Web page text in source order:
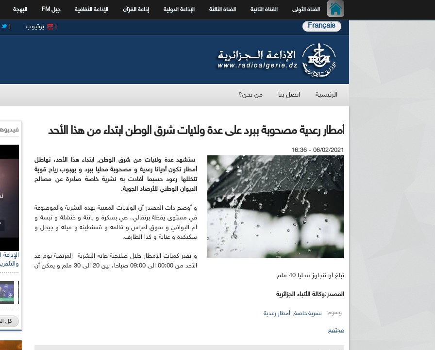
القناة الأولى القناة الثانية القناة الثالثة الإذاعة الدولية إذاعة القرآن الإذاعة الثقافية جيل FM البهجة
Français يوتيوب
الرئيسية اتصل بنا من نحن؟
أمطار رعدية مصحوبة ببرد على عدة ولايات شرق الوطن ابتداء من هذا الأحد
06/02/2021 - 16:36
ستشهد عدة ولايات من شرق الوطن, ابتداء هذا الأحد، تهاطل
أمطار تكون أحيانا رعدية و مصحوبة محليا ببرد و بهبوب رياح قوية
تتخللها رعود حسبما أفادت به نشرية خاصة صادرة عن مصالح
الديوان الوطني للأرصاد الجوية.
و أوضح ذات المصدر أن الولايات المعنية بهذه النشرية والموضوعة
في مستوى يقظة برتقالي، هي بسكرة و باتنة و خنشلة و تبسة و
أم البواقي و سوق أهراس و قالمة و قسنطينة و ميلة و جيجل و
سكيكدة و عنابة و كذا الطارف.
و تقدر كميات الأمطار خلال صلاحية هاته النشرية المرتقبة يوم غد
الأحد من 00:00 الى 09:00 صباحا، بين 20 الى 30 ملم و يمكن أن
تبلغ أو تتجاوز محليا 40 ملم.
المصدر:وكالة الأنباء الجزائرية
وسوم: نشرية خاصة, أمطار رعدية
مجتمع
كل